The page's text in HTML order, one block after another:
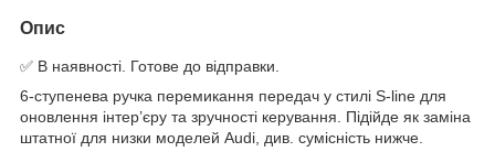
Опис
✅ В наявності. Готове до відправки.
6-ступенева ручка перемикання передач у стилі S-line для
оновлення інтер’єру та зручності керування. Підійде як заміна
штатної для низки моделей Audi, див. сумісність нижче.